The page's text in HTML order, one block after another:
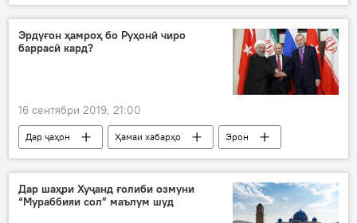
Рӯйдод, ҷиноят ва ҳолатҳои фавқулода
Дар Тоҷикистон
тирандозӣ
маҷруҳ
кушта
вазъ
Эрдуғон ҳамроҳ бо Руҳонӣ чиро
баррасӣ кард?
16 сентябри 2019, 21:00
Дар ҷаҳон Ҳамаи хабарҳо
Эрон
Туркия
музокирот
мулоқот
Ҳасан Руҳонӣ
Эрдуғон
Раҷаб Таиб Эрдуғон
Путин
Дар шаҳри Хуҷанд ғолиби озмуни
“Мураббияи сол” маълум шуд